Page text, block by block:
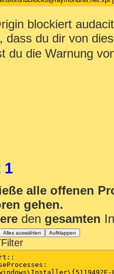
blockiert
dass du dir von
du die Warnung
1
alle offenen
gehen.
den gesamten
Alles auswählen Aufklappen